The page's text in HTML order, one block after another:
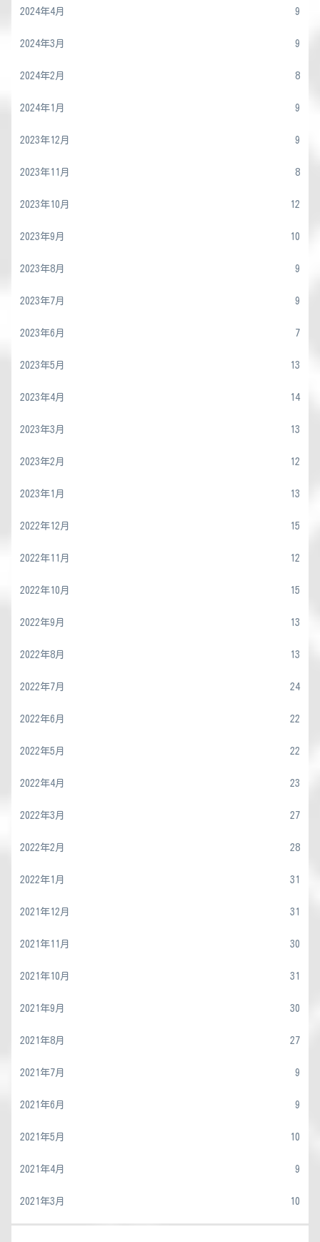
2024年4月 9
2024年3月 9
2024年2月 8
2024年1月 9
2023年12月 9
2023年11月 8
2023年10月 12
2023年9月 10
2023年8月 9
2023年7月 9
2023年6月 7
2023年5月 13
2023年4月 14
2023年3月 13
2023年2月 12
2023年1月 13
2022年12月 15
2022年11月 12
2022年10月 15
2022年9月 13
2022年8月 13
2022年7月 24
2022年6月 22
2022年5月 22
2022年4月 23
2022年3月 27
2022年2月 28
2022年1月 31
2021年12月 31
2021年11月 30
2021年10月 31
2021年9月 30
2021年8月 27
2021年7月 9
2021年6月 9
2021年5月 10
2021年4月 9
2021年3月 10